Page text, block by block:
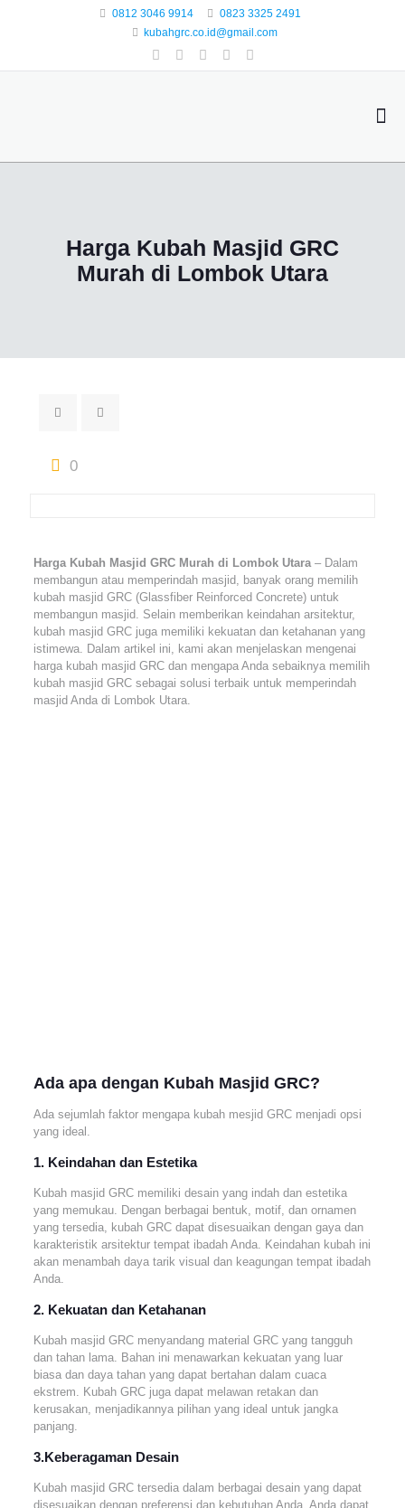
0812 3046 9914
0823 3325 2491
kubahgrc.co.id@gmail.com
Harga Kubah Masjid GRC
Murah di Lombok Utara
0
Harga Kubah Masjid GRC Murah di Lombok Utara– Dalam
membangun atau memperindah masjid, banyak orang memilih
kubah masjid GRC (Glassfiber Reinforced Concrete) untuk
membangun masjid. Selain memberikan keindahan arsitektur,
kubah masjid GRC juga memiliki kekuatan dan ketahanan yang
istimewa. Dalam artikel ini, kami akan menjelaskan mengenai
harga kubah masjid GRC dan mengapa Anda sebaiknya memilih
kubah masjid GRC sebagai solusi terbaik untuk memperindah
masjid Anda di Lombok Utara.
Ada apa dengan Kubah Masjid GRC?
Ada sejumlah faktor mengapa kubah mesjid GRC menjadi opsi
yang ideal.
1. Keindahan dan Estetika
Kubah masjid GRC memiliki desain yang indah dan estetika
yang memukau. Dengan berbagai bentuk, motif, dan ornamen
yang tersedia, kubah GRC dapat disesuaikan dengan gaya dan
karakteristik arsitektur tempat ibadah Anda. Keindahan kubah ini
akan menambah daya tarik visual dan keagungan tempat ibadah
Anda.
2. Kekuatan dan Ketahanan
Kubah masjid GRC menyandang material GRC yang tangguh
dan tahan lama. Bahan ini menawarkan kekuatan yang luar
biasa dan daya tahan yang dapat bertahan dalam cuaca
ekstrem. Kubah GRC juga dapat melawan retakan dan
kerusakan, menjadikannya pilihan yang ideal untuk jangka
panjang.
3.Keberagaman Desain
Kubah masjid GRC tersedia dalam berbagai desain yang dapat
disesuaikan dengan preferensi dan kebutuhan Anda. Anda dapat